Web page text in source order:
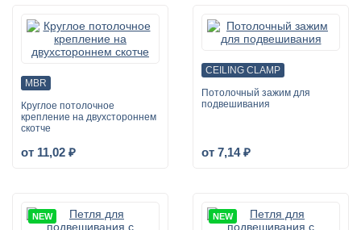
MBR
Круглое потолочное
крепление на двухстороннем
скотче
от 11,02 ₽
CEILING CLAMP
Потолочный зажим для
подвешивания
от 7,14 ₽
NEW NEW